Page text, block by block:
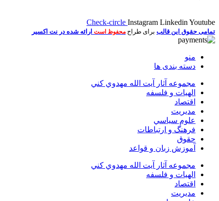
Check-circle Instagram Linkedin Youtube
تمامی حقوق این قالب برای طراح محفوظ است ارائه شده در نت اکسیر
منو
دسته بندی ها
مجموعه آثار آيت الله مهدوي كني
الهیات و فلسفه
اقتصاد
مديريت
علوم سياسي
فرهنگ و ارتباطات
حقوق
آموزش زبان و قواعد
مجموعه آثار آيت الله مهدوي كني
الهیات و فلسفه
اقتصاد
مديريت